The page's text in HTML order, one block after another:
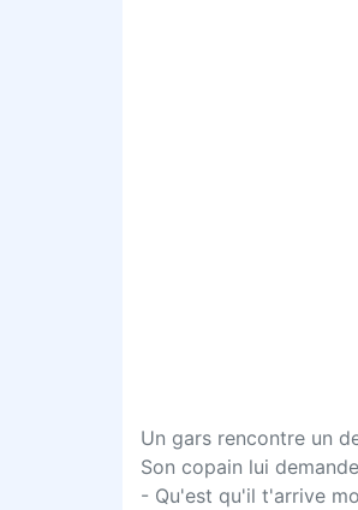
Un gars rencontre un
Son copain lui
- Qu'est qu'il t'arrive